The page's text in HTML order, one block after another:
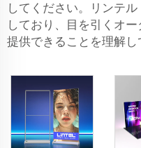
してください。リンテ
しており、目を引くオ
提供できることを理解し